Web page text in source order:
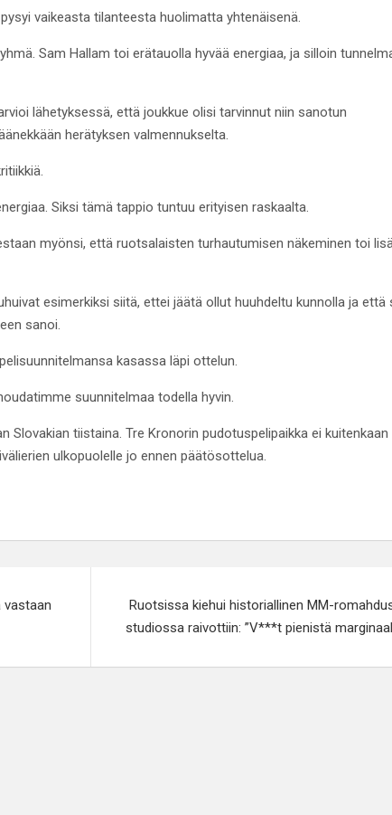
vaikeasta tilanteesta huolimatta yhtenäisenä.
Sam Hallam toi erätauolla hyvää energiaa, ja silloin
lähetyksessä, että joukkue olisi tarvinnut niin sanotun
herätyksen valmennukselta.
Siksi tämä tappio tuntuu erityisen raskaalta.
myönsi, että ruotsalaisten turhautumisen näkeminen toi
esimerkiksi siitä, ettei jäätä ollut huuhdeltu kunnolla ja että
sanoi.
kasassa läpi ottelun.
suunnitelmaa todella hyvin.
tiistaina. Tre Kronorin pudotuspelipaikka ei kuitenkaan
ulkopuolelle jo ennen päätösottelua.
vastaan
Ruotsissa kiehui historiallinen MM-
studiossa raivottiin: ”V***t pienistä